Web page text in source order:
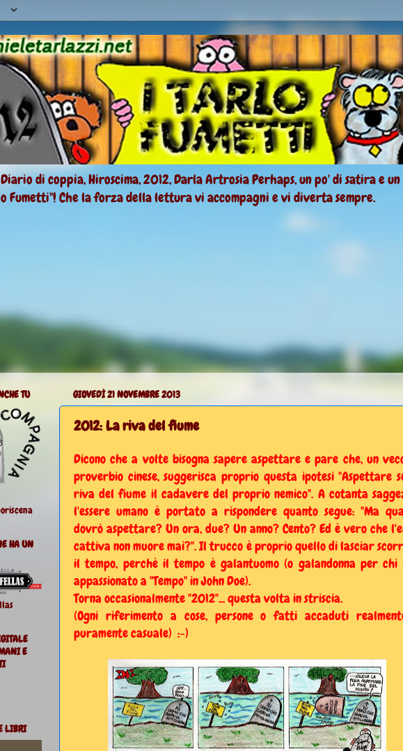
di coppia, Hiroscima, 2012, Darla Artrosia Perhaps, un po' di satira e
Fumetti"! Che la forza della lettura vi accompagni e vi diverta sempre.
GIOVEDÌ 21 NOVEMBRE 2013
2012: La riva del fiume
Dicono che a volte bisogna sapere aspettare e pare che, un
proverbio cinese, suggerisca proprio questa ipotesi "Aspettare
riva del fiume il cadavere del proprio nemico". A cotanta
l'essere umano è portato a rispondere quanto segue: "Ma
dovrò aspettare? Un ora, due? Un anno? Cento? Ed è vero che
cattiva non muore mai?". Il trucco è proprio quello di lasciar
il tempo, perchè il tempo è galantuomo (o galandonna per chi
appassionato a "Tempo" in John Doe).
Torna occasionalmente "2012"... questa volta in striscia.
(Ogni riferimento a cose, persone o fatti accaduti
puramente casuale) :-)
TU
HA UN
E
LIBRI